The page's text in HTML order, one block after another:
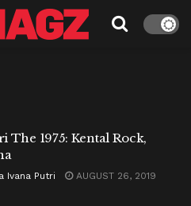
The 1975: Kental Rock,
Ivana Putri
AUGUST 26, 2019